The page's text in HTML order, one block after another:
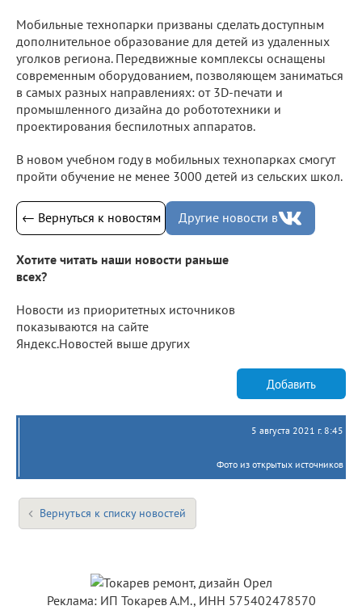
Мобильные технопарки призваны сделать доступным
дополнительное образование для детей из удаленных
уголков региона. Передвижные комплексы оснащены
современным оборудованием, позволяющем заниматься
в самых разных направлениях: от 3D-печати и
промышленного дизайна до робототехники и
проектирования беспилотных аппаратов.
В новом учебном году в мобильных технопарках смогут
пройти обучение не менее 3000 детей из сельских школ.
← Вернуться к новостям Другие новости в
Хотите читать наши новости раньше
всех?
Новости из приоритетных источников
показываются на сайте
Яндекс.Новостей выше других
Добавить
5 августа 2021 г. 8:45
Фото из открытых источников
Вернуться к списку новостей
Реклама: ИП Токарев А.М., ИНН 575402478570